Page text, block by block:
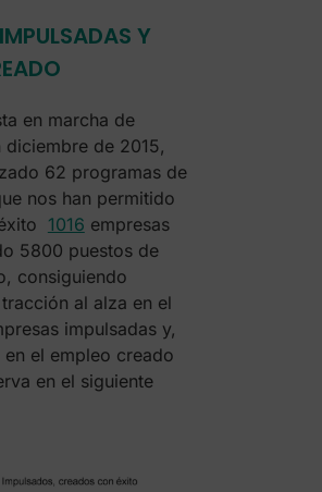
Y
en marcha de
diciembre de 2015,
62 programas de
nos han permitido
1016 empresas
5800 puestos de
consiguiendo
al alza en el
impulsadas y,
el empleo creado
en el siguiente